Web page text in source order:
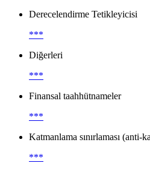
Derecelendirme Tetikleyicisi
***
Diğerleri
***
Finansal taahhütnameler
***
Katmanlama sınırlaması (anti-
***